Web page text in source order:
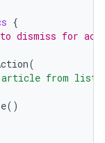
{
to dismiss for
(
article from list"
()